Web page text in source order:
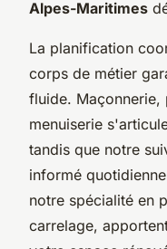
Alpes-Maritimes
La planification
corps de métier
fluide.
menuiserie
tandis que notre
informé
notre spécialité en
carrelage,